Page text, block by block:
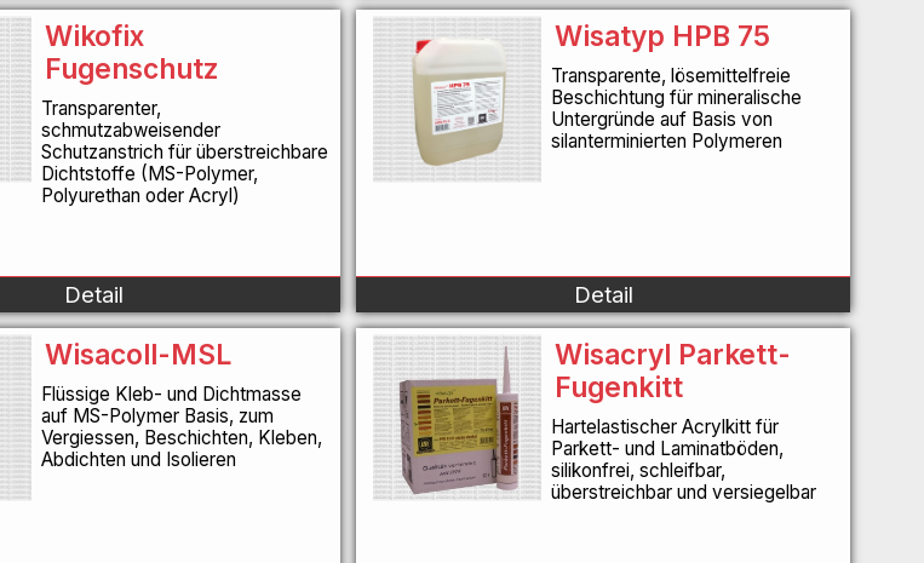
Wikofix
Fugenschutz
Transparenter,
schmutzabweisender
Schutzanstrich für überstreichbare
Dichtstoffe (MS-Polymer,
Polyurethan oder Acryl)
Detail
Wisatyp HPB 75
Transparente, lösemittelfreie
Beschichtung für mineralische
Untergründe auf Basis von
silanterminierten Polymeren
Detail
Wisacoll-MSL
Flüssige Kleb- und Dichtmasse
auf MS-Polymer Basis, zum
Vergiessen, Beschichten, Kleben,
Abdichten und Isolieren
Wisacryl Parkett-
Fugenkitt
Hartelastischer Acrylkitt für
Parkett- und Laminatböden,
silikonfrei, schleifbar,
überstreichbar und versiegelbar